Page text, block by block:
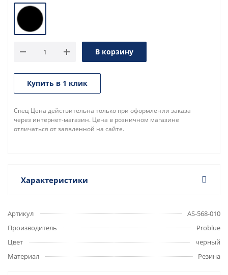
В корзину
Купить в 1 клик
Спец Цена действительна только при оформлении заказа
через интернет-магазин. Цена в розничном магазине
отличаться от заявленной на сайте.
Характеристики
Артикул
AS-568-010
Производитель
Problue
Цвет
черный
Материал
Резина